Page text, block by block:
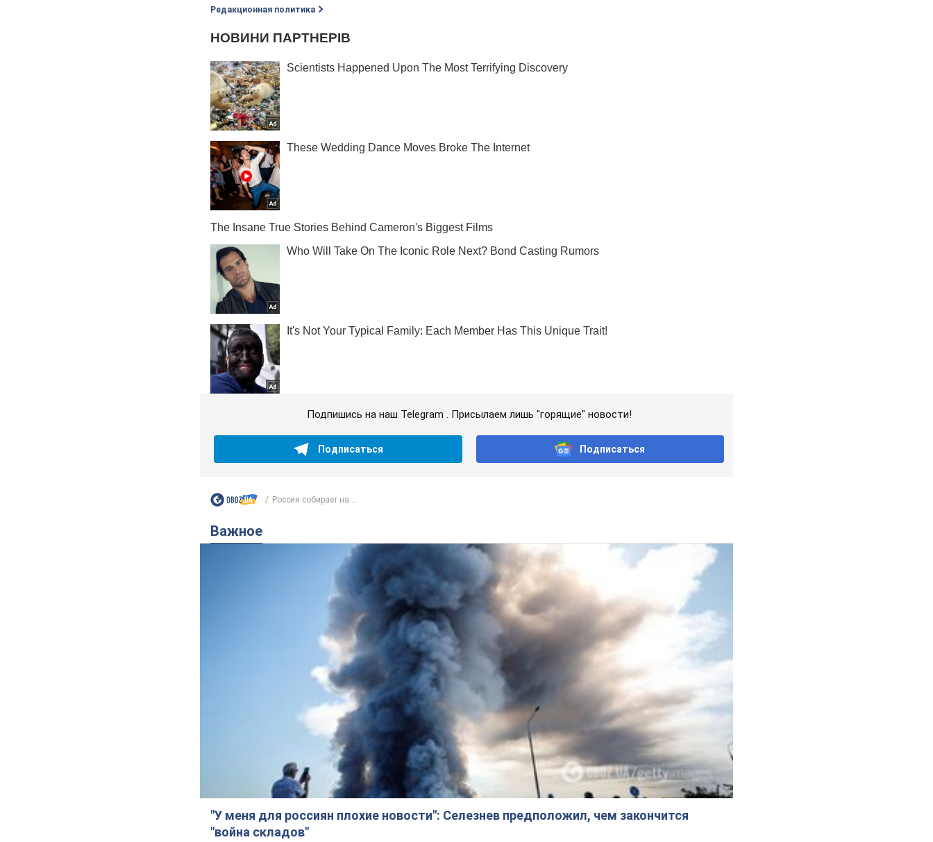
Редакционная политика
Подпишись на наш Telegram . Присылаем лишь "горящие" новости!
Подписаться Подписаться
Россия собирает на...
Важное
"У меня для россиян плохие новости": Селезнев предположил, чем закончится
"война складов"